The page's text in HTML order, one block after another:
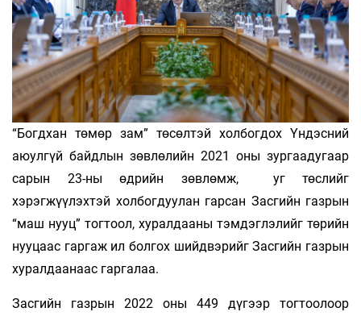
“Богдхан төмөр зам” төсөлтэй холбогдох Үндэсний
аюулгүй байдлын зөвлөлийн 2021 оны зургаадугаар
сарын 23-ны өдрийн зөвлөмж, уг төслийг
хэрэгжүүлэхтэй холбогдуулан гарсан Засгийн газрын
“маш нууц” тогтоол, хуралдааны тэмдэглэлийг төрийн
нууцаас гаргаж ил болгох шийдвэрийг Засгийн газрын
хуралдаанаас гаргалаа.
Засгийн газрын 2022 оны 449 дүгээр тогтоолоор